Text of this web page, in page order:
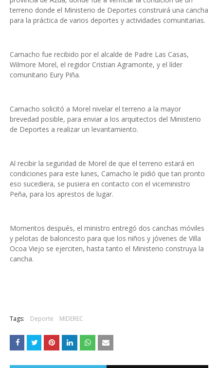
terreno donde el Ministerio de Deportes construirá una cancha
para la práctica de varios deportes y actividades comunitarias.
Camacho fue recibido por el alcalde de Padre Las Casas,
Wilmore Morel, el regidor Cristian Agramonte, y el líder
comunitario Eury Piña.
Camacho solicitó a Morel nivelar el terreno a la mayor
brevedad posible, para enviar a los arquitectos del Ministerio
de Deportes a realizar un levantamiento.
Al recibir la seguridad de Morel de que el terreno estará en
condiciones para este lunes, Camacho le pidió que tan pronto
eso sucediera, se pusiera en contacto con el viceministro
Peña, para los aprestos de lugar.
Momentos después, el ministro entregó dos canchas móviles
y pelotas de baloncesto para que los niños y jóvenes de Villa
Ocoa Viejo se ejerciten, hasta tanto el Ministerio construya la
cancha.
Tags: Deporte MIDEREC